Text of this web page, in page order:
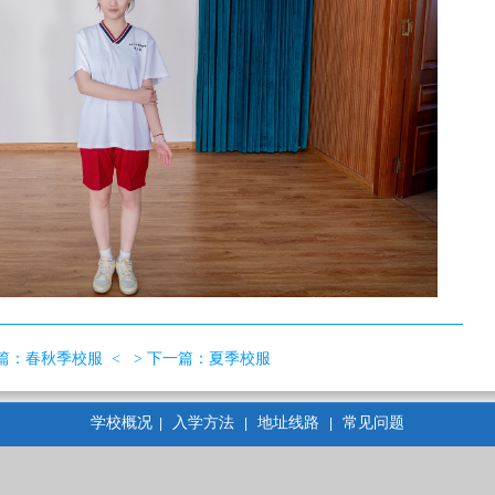
： 春秋季校服 < > 下一篇： 夏季校服
学校概况 入学方法 地址线路 常见问题